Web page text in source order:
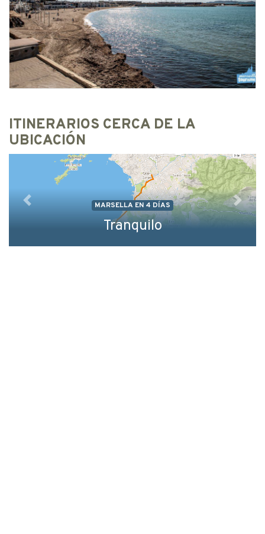
ITINERARIOS CERCA DE LA
UBICACIÓN
MARSELLA EN 4 DÍAS
Tranquilo
Precedente